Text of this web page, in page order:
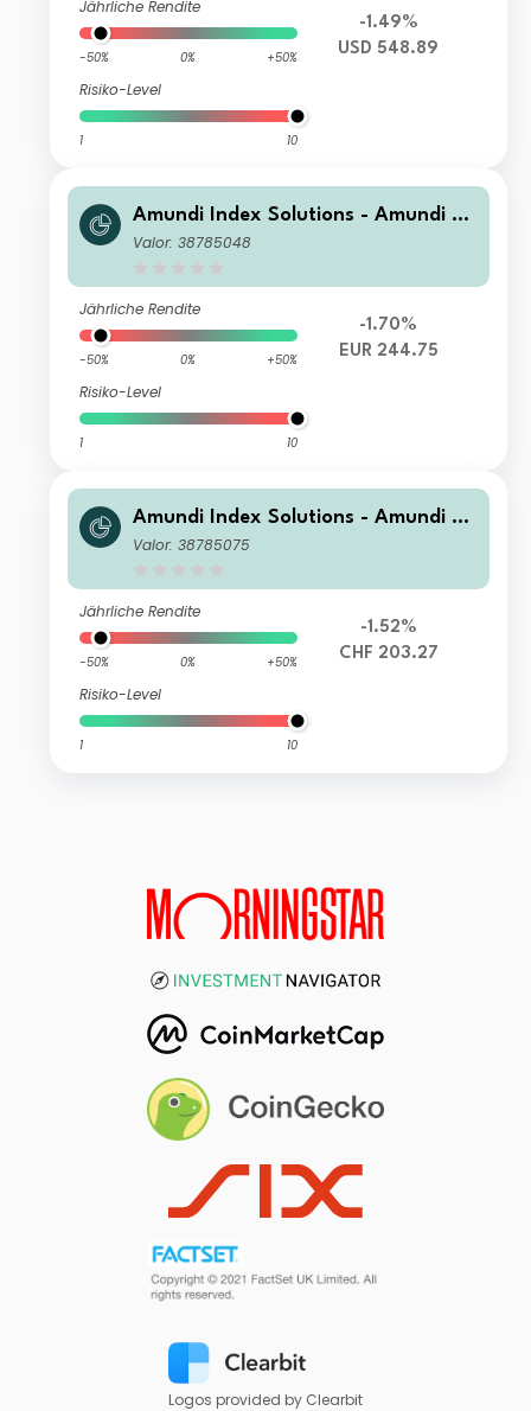
Jährliche Rendite
-50% 0% +50%
Risiko-Level
1 10
-1.49%
USD 548.89
Amundi Index Solutions - Amundi JP
X-Nikkei 400 UCITS ETF-C EUR
Valor: 38785048
Jährliche Rendite
-50% 0% +50%
Risiko-Level
1 10
-1.70%
EUR 244.75
Amundi Index Solutions - Amundi JP
X-Nikkei 400 UCITS ETF-C CHF Hed
Valor: 38785075
Jährliche Rendite
-50% 0% +50%
Risiko-Level
1 10
-1.52%
CHF 203.27
Logos provided by Clearbit